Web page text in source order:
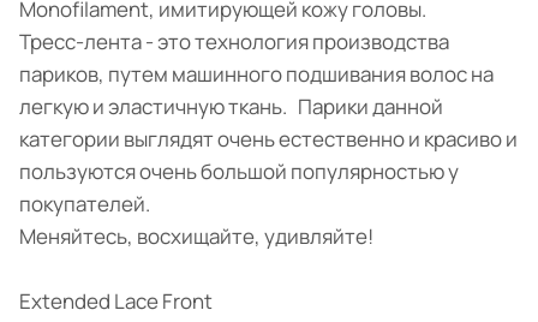
Monofilament, имитирующей кожу головы.
Тресс-лента - это технология производства
париков, путем машинного подшивания волос на
легкую и эластичную ткань. Парики данной
категории выглядят очень естественно и красиво и
пользуются очень большой популярностью у
покупателей.
Меняйтесь, восхищайте, удивляйте!
Extended Lace Front